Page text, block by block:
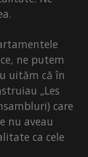
ne putem
uităm că în
„Les
care
nu aveau
ca cele